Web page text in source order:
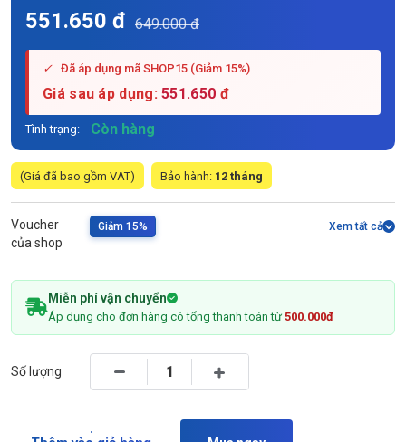
551.650 đ 649.000 đ
✓ Đã áp dụng mã SHOP15 (Giảm 15%)
Giá sau áp dụng:551.650 đ
Tình trạng: Còn hàng
(Giá đã bao gồm VAT) Bảo hành: 12 tháng
Voucher
của shop
Giảm 15% Xem tất cả
Miễn phí vận chuyển
Áp dụng cho đơn hàng có tổng thanh toán từ 500.000đ
Số lượng